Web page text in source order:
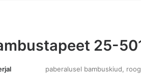
25-
paberalusel bambuskiud, roog